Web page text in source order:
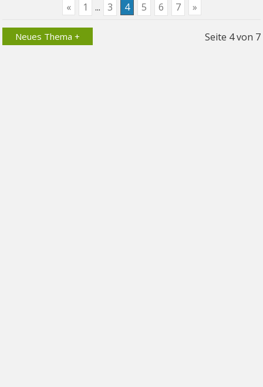
« 1 ... 3 4 5 6 7 »
Seite 4von 7
Neues Thema +